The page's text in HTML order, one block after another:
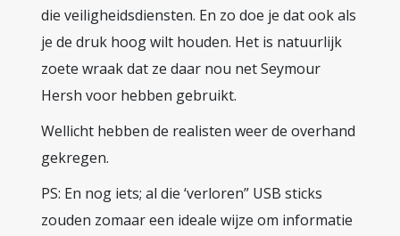
die veiligheidsdiensten. En zo doe je dat ook als
je de druk hoog wilt houden. Het is natuurlijk
zoete wraak dat ze daar nou net Seymour
Hersh voor hebben gebruikt.
Wellicht hebben de realisten weer de overhand
gekregen.
PS: En nog iets; al die ‘verloren” USB sticks
zouden zomaar een ideale wijze om informatie